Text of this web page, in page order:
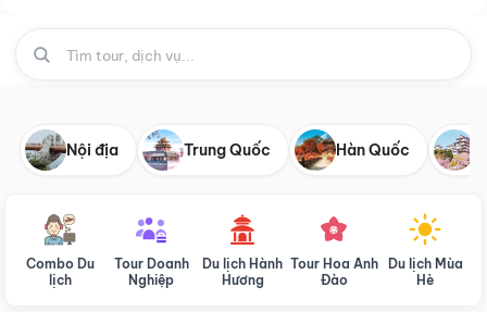
Nội địa Trung Quốc Hàn Quốc
Combo Du
lịch
Tour Doanh
Nghiệp
Du lịch Hành
Hương
Tour Hoa Anh
Đào
Du lịch Mùa
Hè